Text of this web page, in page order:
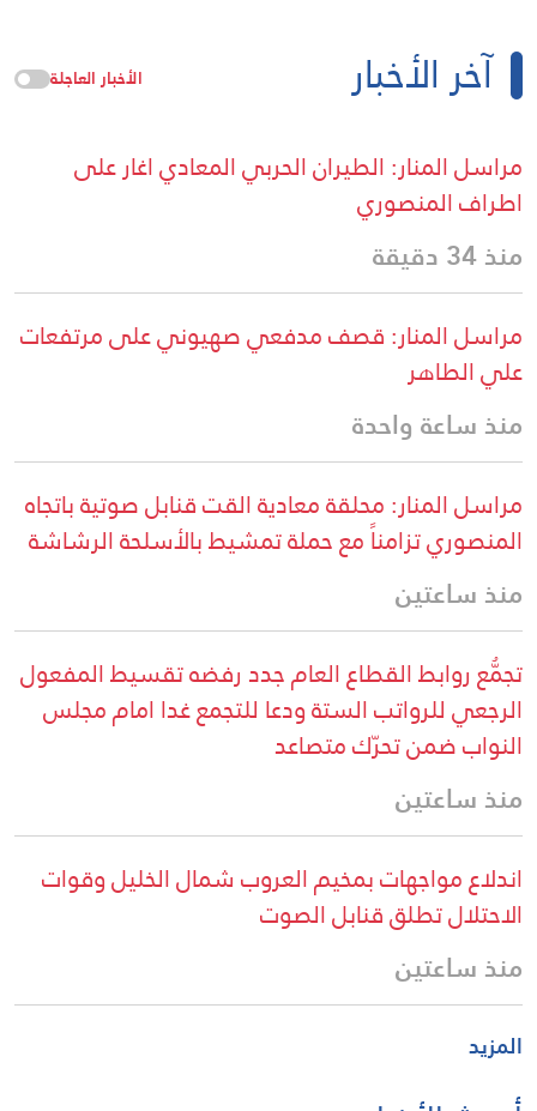
آخر الأخبار الأخبار العاجلة
مراسل المنار: الطيران الحربي المعادي اغار على
اطراف المنصوري
منذ 34 دقيقة
مراسل المنار: قصف مدفعي صهيوني على مرتفعات
علي الطاهر
منذ ساعة واحدة
مراسل المنار: محلقة معادية القت قنابل صوتية باتجاه
المنصوري تزامناً مع حملة تمشيط بالأسلحة الرشاشة
منذ ساعتين
تجمُّع روابط القطاع العام جدد رفضه تقسيط المفعول
الرجعي للرواتب الستة ودعا للتجمع غدا امام مجلس
النواب ضمن تحرّك متصاعد
منذ ساعتين
اندلاع مواجهات بمخيم العروب شمال الخليل وقوات
الاحتلال تطلق قنابل الصوت
منذ ساعتين
المزيد